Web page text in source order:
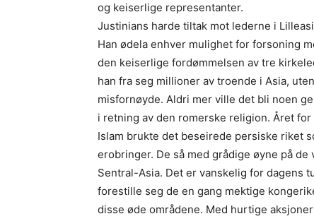
og keiserlige representanter.
Justinians harde tiltak mot lederne i
Han ødela enhver mulighet for forsoning
den keiserlige fordømmelsen av tre
han fra seg millioner av troende i Asia,
misfornøyde. Aldri mer ville det bli noen
i retning av den romerske religion. Året
Islam brukte det beseirede persiske riket
erobringer. De så med grådige øyne på
Sentral-Asia. Det er vanskelig for dagens
forestille seg de en gang mektige
disse øde områdene. Med hurtige